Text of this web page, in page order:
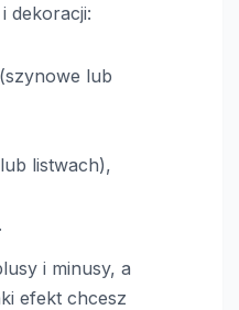
dekoracji:
lub
listwach),
i minusy, a
efekt chcesz